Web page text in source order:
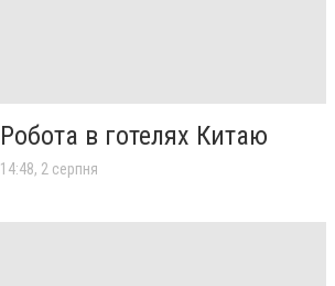
Робота в готелях Китаю
14:48, 2 серпня